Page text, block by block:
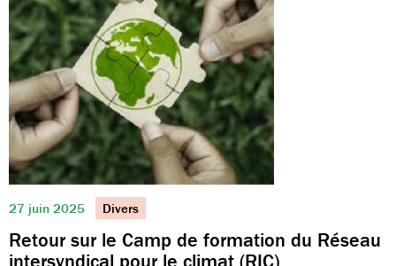
27 juin 2025 Divers
Retour sur le Camp de formation du Réseau
intersyndical pour le climat (RIC)